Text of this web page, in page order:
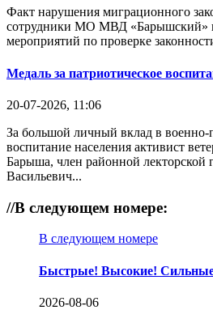
Факт нарушения миграционного
сотрудники МО МВД «Барышский»
мероприятий по проверке
Медаль за патриотическое
20-07-2026, 11:06
За большой личный вклад в военно-
воспитание населения активист
Барыша, член районной лекторской
Васильевич...
//В следующем номере:
В следующем номере
Быстрые! Высокие!
2026-08-06